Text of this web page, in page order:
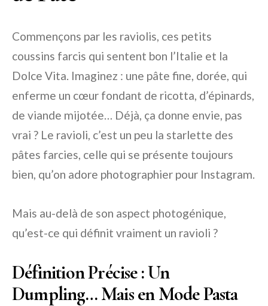
Commençons par les raviolis, ces petits
coussins farcis qui sentent bon l’Italie et la
Dolce Vita. Imaginez : une pâte fine, dorée, qui
enferme un cœur fondant de ricotta, d’épinards,
de viande mijotée… Déjà, ça donne envie, pas
vrai ? Le ravioli, c’est un peu la starlette des
pâtes farcies, celle qui se présente toujours
bien, qu’on adore photographier pour Instagram.
Mais au-delà de son aspect photogénique,
qu’est-ce qui définit vraiment un ravioli ?
Définition Précise : Un
Dumpling… Mais en Mode Pasta